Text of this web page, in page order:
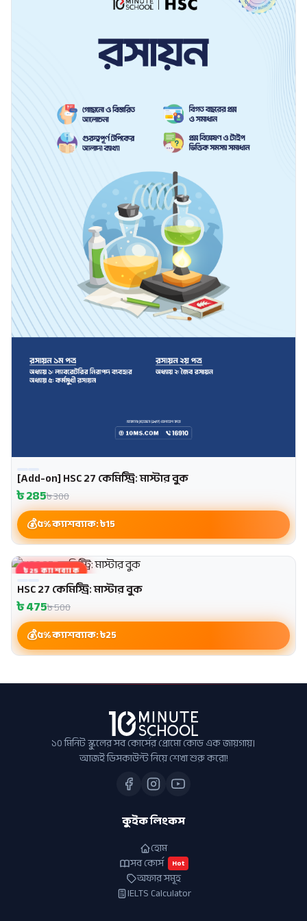
[Add-on] HSC 27 কেমিস্ট্রি: মাস্টার বুক
৳285৳300
৫% ক্যাশব্যাক: ৳15
৳25 ক্যাশব্যাক
HSC 27 কেমিস্ট্রি: মাস্টার বুক
৳475৳500
৫% ক্যাশব্যাক: ৳25
১০ মিনিট স্কুলের সব কোর্সের প্রোমো কোড এক জায়গায়।
আজই ডিসকাউন্ট নিয়ে শেখা শুরু করো!
কুইক লিংকস
হোম
সব কোর্স
Hot
অফার সমূহ
IELTS Calculator